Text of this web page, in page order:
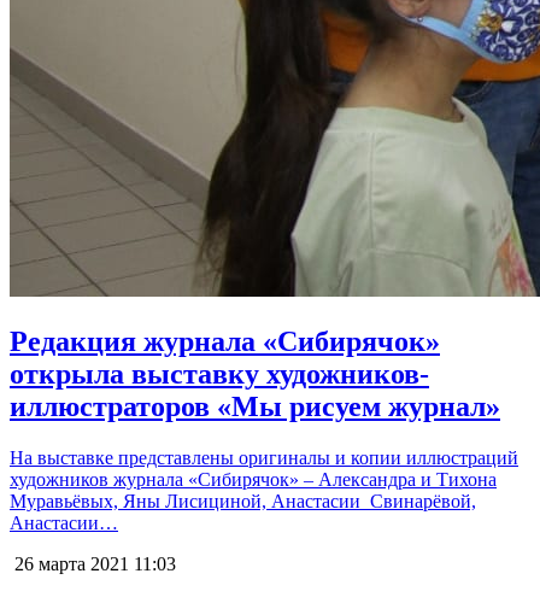
Редакция журнала «Сибирячок»
открыла выставку художников-
иллюстраторов «Мы рисуем журнал»
На выставке представлены оригиналы и копии иллюстраций
художников журнала «Сибирячок» – Александра и Тихона
Муравьёвых, Яны Лисициной, Анастасии Свинарёвой,
Анастасии…
26 марта 2021 11:03